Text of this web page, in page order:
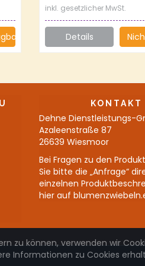
inkl. gesetzlicher MwSt.
Details
KONTAKT
Dehne Dienstleistungs-
Azaleenstraße 87
26639 Wiesmoor
Bei Fragen zu den
Sie bitte die „Anfrage“
einzelnen
hier auf
zu können, verwenden wir
Informationen zu Cookies